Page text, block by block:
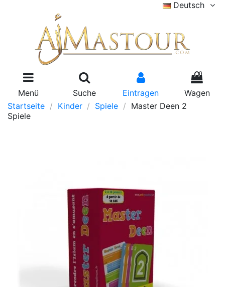
Deutsch
Menü Suche Eintragen
0
Wagen
Startseite
Kinder Spiele
Master Deen 2
Spiele